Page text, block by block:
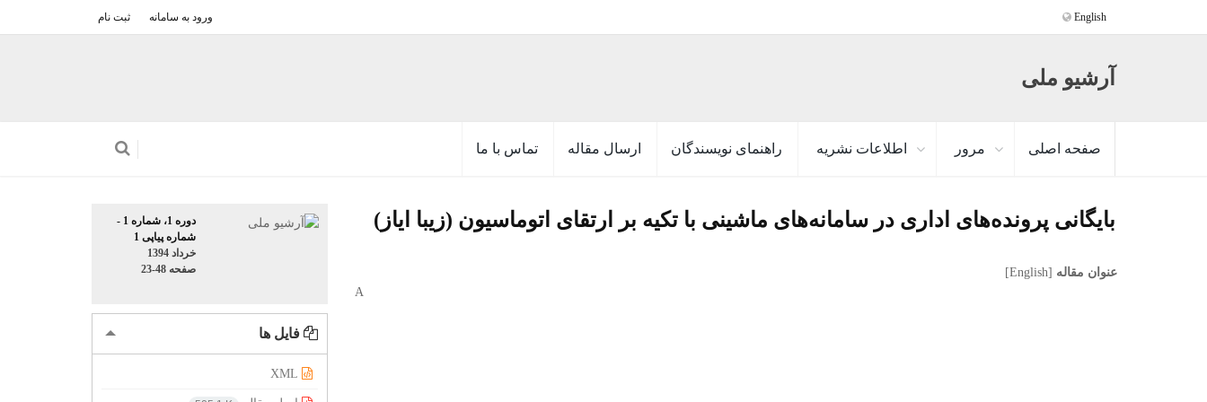
ورود به سامانه ثبت نام English
آرشیو ملی
صفحه اصلی مرور اطلاعات نشریه راهنمای نویسندگان ارسال مقاله تماس با ما
بایگانی پرونده‌های اداری در سامانه‌های ماشینی با تکیه بر ارتقای اتوماسیون (زیبا ایاز)
عنوان مقاله [English]
A
دوره 1، شماره 1 -
شماره پیاپی 1
خرداد 1394
صفحه 23-48
فایل ها